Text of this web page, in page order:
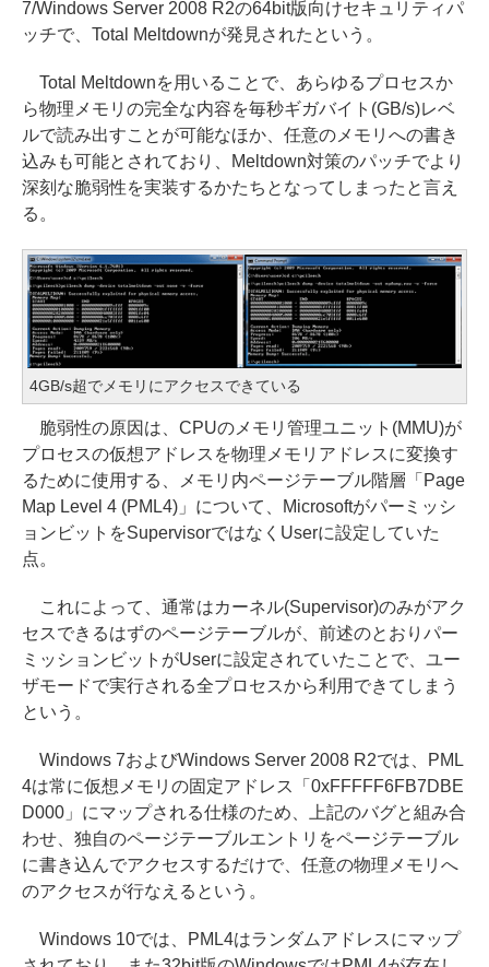
7/Windows Server 2008 R2の64bit版向けセキュリティパ
ッチで、Total Meltdownが発見されたという。
Total Meltdownを用いることで、あらゆるプロセスか
ら物理メモリの完全な内容を毎秒ギガバイト(GB/s)レベ
ルで読み出すことが可能なほか、任意のメモリへの書き
込みも可能とされており、Meltdown対策のパッチでより
深刻な脆弱性を実装するかたちとなってしまったと言え
る。
4GB/s超でメモリにアクセスできている
脆弱性の原因は、CPUのメモリ管理ユニット(MMU)が
プロセスの仮想アドレスを物理メモリアドレスに変換す
るために使用する、メモリ内ページテーブル階層「Page
Map Level 4 (PML4)」について、Microsoftがパーミッシ
ョンビットをSupervisorではなくUserに設定していた
点。
これによって、通常はカーネル(Supervisor)のみがアク
セスできるはずのページテーブルが、前述のとおりパー
ミッションビットがUserに設定されていたことで、ユー
ザモードで実行される全プロセスから利用できてしまう
という。
Windows 7およびWindows Server 2008 R2では、PML
4は常に仮想メモリの固定アドレス「0xFFFFF6FB7DBE
D000」にマップされる仕様のため、上記のバグと組み合
わせ、独自のページテーブルエントリをページテーブル
に書き込んでアクセスするだけで、任意の物理メモリへ
のアクセスが行なえるという。
Windows 10では、PML4はランダムアドレスにマップ